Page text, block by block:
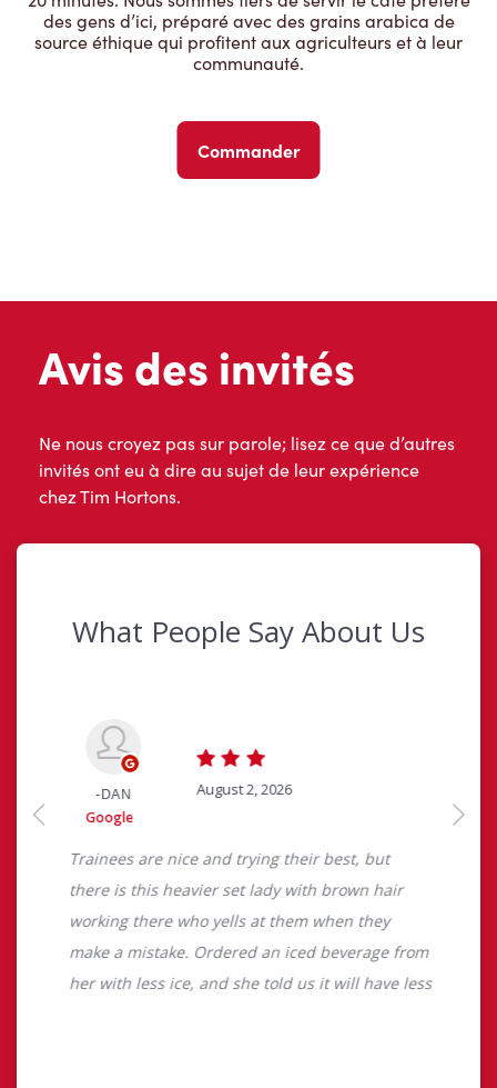
des gens d’ici, préparé avec des grains arabica de
source éthique qui profitent aux agriculteurs et à leur
communauté.
Commander
Avis des invités
Ne nous croyez pas sur parole; lisez ce que d’autres
invités ont eu à dire au sujet de leur expérience
chez Tim Hortons.